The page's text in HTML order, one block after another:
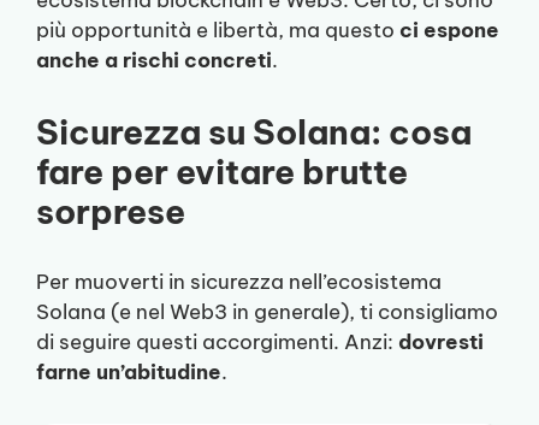
più opportunità e libertà, ma questo ci espone
anche a rischi concreti.
Sicurezza su Solana: cosa
fare per evitare brutte
sorprese
Per muoverti in sicurezza nell’ecosistema
Solana (e nel Web3 in generale), ti consigliamo
di seguire questi accorgimenti. Anzi: dovresti
farne un’abitudine.